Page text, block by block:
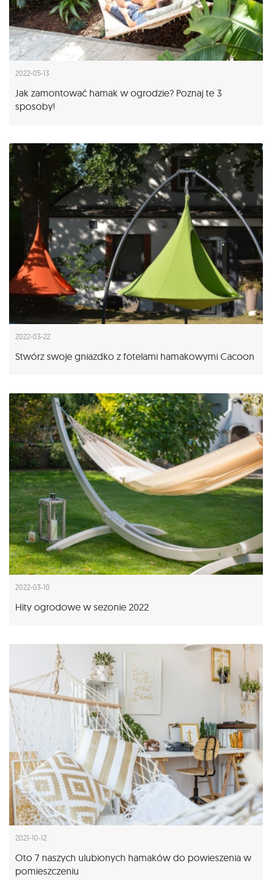
2022-05-13
Jak zamontować hamak w ogrodzie? Poznaj te 3
sposoby!
2022-03-22
Stwórz swoje gniazdko z fotelami hamakowymi Cacoon
2022-03-10
Hity ogrodowe w sezonie 2022
2021-10-12
Oto 7 naszych ulubionych hamaków do powieszenia w
pomieszczeniu